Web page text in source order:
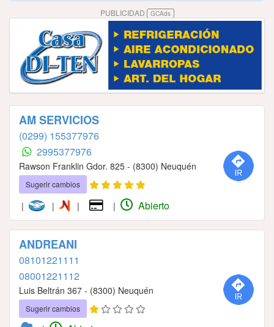
PUBLICIDAD GCAds
AM SERVICIOS
(0299) 155377976
2995377976
Rawson Franklin Gdor. 825 - (8300) Neuquén
Sugerir cambios
| | | | Abierto
ANDREANI
08101221111
08001221112
Luis Beltrán 367 - (8300) Neuquén
Sugerir cambios